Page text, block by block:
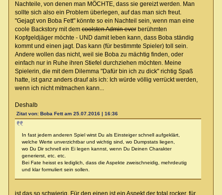
Nachteile, von denen man MÖCHTE, dass sie gereizt werden. Man
sollte sich also ein Problem überlegen, auf das man sich freut.
"Gejagt von Boba Fett" könnte so ein Nachteil sein, wenn man eine
coole Backstory mit demcoolsten Admin everberühmten
Kopfgeldjäger möchte - UND damit leben kann, dass Boba ständig
kommt und einen jagt. Das kann (für bestimmte Spieler) toll sein.
Andere wollen das nicht, weil sie Boba zu mächtig finden, oder
einfach nur in Ruhe ihren Stiefel durchziehen möchten. Meine
Spielerin, die mit dem Dilemma "Dafür bin ich zu dick" richtig Spaß
hatte, ist ganz anders drauf als ich: Ich würde völlig verrückt werden,
wenn ich nicht mitmachen kann...
Deshalb
Zitat von: Boba Fett am 25.07.2016 | 16:36
In fast jedem anderen Spiel wirst Du als Einsteiger schnell aufgeklärt,
welche Werte unverzichtbar und wichtig sind, wo Dumpstats liegen,
wo Du Dir schnell ein Ei legen kannst, wenn Du Deinen Charakter
generierst, etc. etc.
Bei Fate heisst es lediglich, dass die Aspekte zweischneidig, mehrdeutig
und klar formuliert sein sollen.